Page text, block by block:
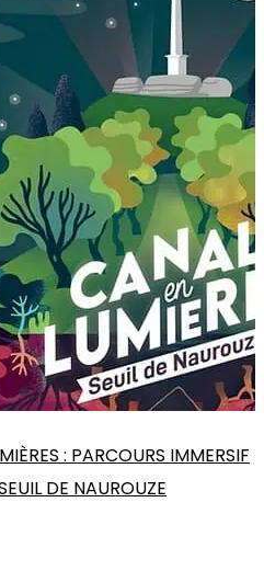
: PARCOURS IMMERSIF
DE NAUROUZE